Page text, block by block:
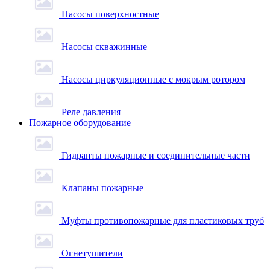
Насосы поверхностные
Насосы скважинные
Насосы циркуляционные с мокрым ротором
Реле давления
Пожарное оборудование
Гидранты пожарные и соединительные части
Клапаны пожарные
Муфты противопожарные для пластиковых труб
Огнетушители